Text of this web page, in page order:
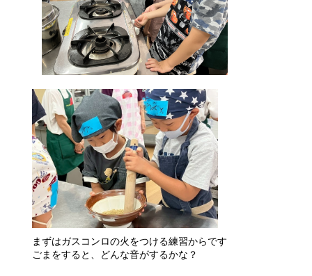
まずはガスコンロの火をつける練習からです
ごまをすると、どんな音がするかな？